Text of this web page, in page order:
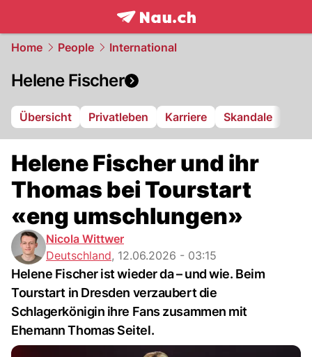
frontpage.NAU.ch
Home People International
Helene Fischer
Übersicht Privatleben Karriere Skandale
Helene Fischer und ihr
Thomas bei Tourstart
«eng umschlungen»
Nicola Wittwer
Deutschland, 12.06.2026 - 03:15
Helene Fischer ist wieder da – und wie. Beim
Tourstart in Dresden verzaubert die
Schlagerkönigin ihre Fans zusammen mit
Ehemann Thomas Seitel.